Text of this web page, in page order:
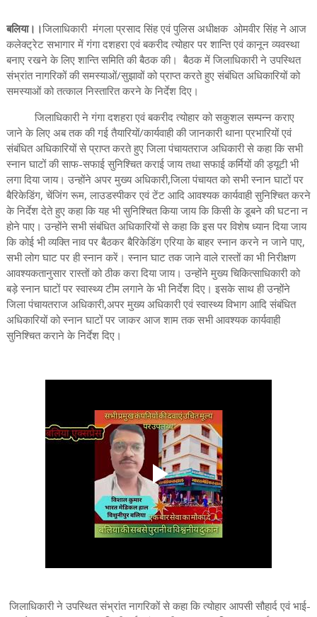
बलिया।।जिलाधिकारी मंगला प्रसाद सिंह एवं पुलिस अधीक्षक ओमवीर सिंह ने आज
कलेक्ट्रेट सभागार में गंगा दशहरा एवं बकरीद त्योहार पर शान्ति एवं कानून व्यवस्था
बनाए रखने के लिए शान्ति समिति की बैठक की। बैठक में जिलाधिकारी ने उपस्थित
संभ्रांत नागरिकों की समस्याओं/सुझावों को प्राप्त करते हुए संबंधित अधिकारियों को
समस्याओं को तत्काल निस्तारित करने के निर्देश दिए।
जिलाधिकारी ने गंगा दशहरा एवं बकरीद त्योहार को सकुशल सम्पन्न कराए
जाने के लिए अब तक की गई तैयारियों/कार्यवाही की जानकारी थाना प्रभारियों एवं
संबंधित अधिकारियों से प्राप्त करते हुए जिला पंचायतराज अधिकारी से कहा कि सभी
स्नान घाटों की साफ-सफाई सुनिश्चित कराई जाय तथा सफाई कर्मियों की ड्यूटी भी
लगा दिया जाय। उन्होंने अपर मुख्य अधिकारी,जिला पंचायत को सभी स्नान घाटों पर
बैरिकेडिंग, चेंजिंग रूम, लाउडस्पीकर एवं टेंट आदि आवश्यक कार्यवाही सुनिश्चित करने
के निर्देश देते हुए कहा कि यह भी सुनिश्चित किया जाय कि किसी के डूबने की घटना न
होने पाए। उन्होंने सभी संबंधित अधिकारियों से कहा कि इस पर विशेष ध्यान दिया जाय
कि कोई भी व्यक्ति नाव पर बैठकर बैरिकेडिंग एरिया के बाहर स्नान करने न जाने पाए,
सभी लोग घाट पर ही स्नान करें। स्नान घाट तक जाने वाले रास्तों का भी निरीक्षण
आवश्यकतानुसार रास्तों को ठीक करा दिया जाय। उन्होंने मुख्य चिकित्साधिकारी को
बड़े स्नान घाटों पर स्वास्थ्य टीम लगाने के भी निर्देश दिए। इसके साथ ही उन्होंने
जिला पंचायतराज अधिकारी,अपर मुख्य अधिकारी एवं स्वास्थ्य विभाग आदि संबंधित
अधिकारियों को स्नान घाटों पर जाकर आज शाम तक सभी आवश्यक कार्यवाही
सुनिश्चित कराने के निर्देश दिए।
जिलाधिकारी ने उपस्थित संभ्रांत नागरिकों से कहा कि त्योहार आपसी सौहार्द एवं भाई-